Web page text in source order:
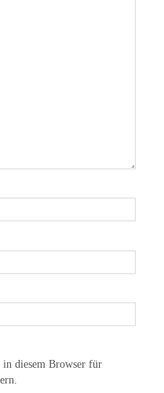
in diesem Browser für